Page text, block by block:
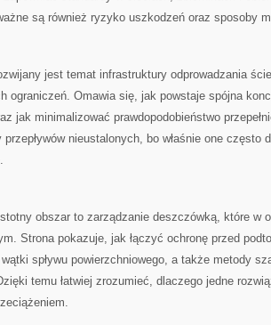
są również ryzyko uszkodzeń oraz sposoby
jest temat infrastruktury odprowadzania
ograniczeń. Omawia się, jak powstaje spójna
jak minimalizować prawdopodobieństwo
przepływów nieustalonych, bo właśnie one
obszar to zarządzanie deszczówką, które w
Strona pokazuje, jak łączyć ochronę przed
spływu powierzchniowego, a także metody
temu łatwiej zrozumieć, dlaczego jedne